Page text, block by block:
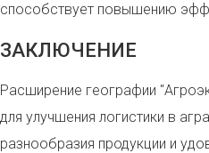
способствует повышению
ЗАКЛЮЧЕНИЕ
Расширение географии
для улучшения логистики в
разнообразия продукции и